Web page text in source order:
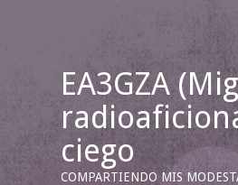
EA3GZA
ciego
COMPARTIENDO MIS